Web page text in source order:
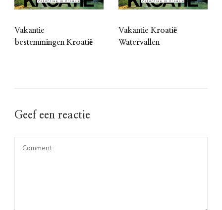
Vakantie
bestemmingen Kroatië
Vakantie Kroatië
Watervallen
Geef een reactie